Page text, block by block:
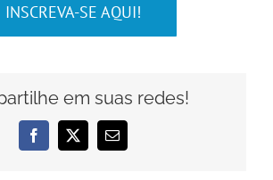
INSCREVA-SE AQUI!
em suas redes!
Facebook
X
E-
mail